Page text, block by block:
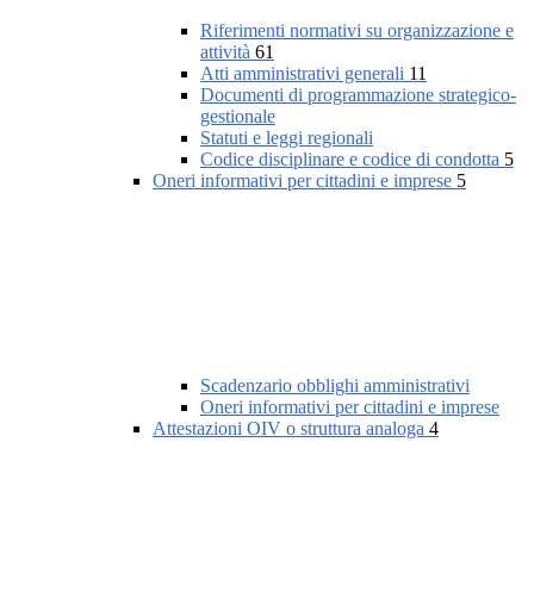
Riferimenti normativi su organizzazione e
attività 61
Atti amministrativi generali 11
Documenti di programmazione strategico-
gestionale
Statuti e leggi regionali
Codice disciplinare e codice di condotta 5
Oneri informativi per cittadini e imprese 5
Scadenzario obblighi amministrativi
Oneri informativi per cittadini e imprese
Attestazioni OIV o struttura analoga 4